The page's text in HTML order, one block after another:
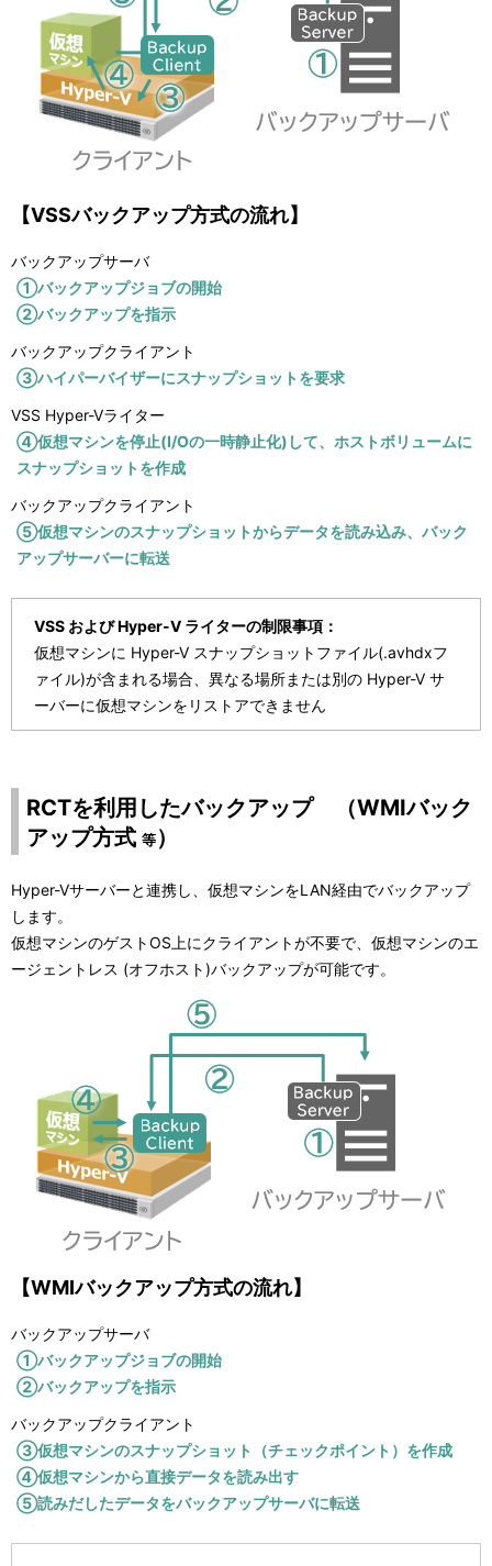
【VSSバックアップ方式の流れ】
バックアップサーバ
①バックアップジョブの開始
②バックアップを指示
バックアップクライアント
③ハイパーバイザーにスナップショットを要求
VSS Hyper-Vライター
④仮想マシンを停止(I/Oの一時静止化)して、ホストボリュームに
スナップショットを作成
バックアップクライアント
⑤仮想マシンのスナップショットからデータを読み込み、バック
アップサーバーに転送
VSS および Hyper-V ライターの制限事項：
仮想マシンに Hyper-V スナップショットファイル(.avhdxフ
ァイル)が含まれる場合、異なる場所または別の Hyper-V サ
ーバーに仮想マシンをリストアできません
RCTを利用したバックアップ （WMIバック
アップ方式 等）
Hyper-Vサーバーと連携し、仮想マシンをLAN経由でバックアップ
します。
仮想マシンのゲストOS上にクライアントが不要で、仮想マシンのエ
ージェントレス (オフホスト)バックアップが可能です。
【WMIバックアップ方式の流れ】
バックアップサーバ
①バックアップジョブの開始
②バックアップを指示
バックアップクライアント
③仮想マシンのスナップショット（チェックポイント）を作成
④仮想マシンから直接データを読み出す
⑤読みだしたデータをバックアップサーバに転送